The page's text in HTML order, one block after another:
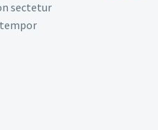
sectetur